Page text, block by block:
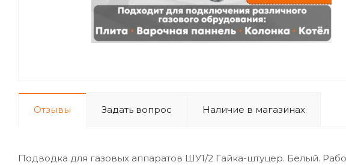
Отзывы Задать вопрос Наличие в магазинах
Подводка для газовых аппаратов ШУ1/2 Гайка-штуцер. Белый.